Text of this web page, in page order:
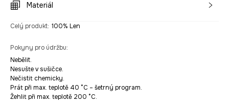
Materiál
Celý produkt: 100% Len
Pokyny pro údržbu:
Nebělit.
Nesušte v sušičce.
Nečistit chemicky.
Prát při max. teplotě 40 °C – šetrný program.
Žehlit při max. teplotě 200 °C.